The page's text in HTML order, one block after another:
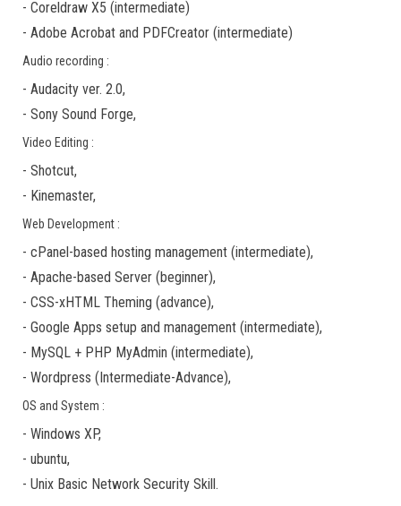
- Coreldraw X5 (intermediate)
- Adobe Acrobat and PDFCreator (intermediate)
Audio recording :
- Audacity ver. 2.0,
- Sony Sound Forge,
Video Editing :
- Shotcut,
- Kinemaster,
Web Development :
- cPanel-based hosting management (intermediate),
- Apache-based Server (beginner),
- CSS-xHTML Theming (advance),
- Google Apps setup and management (intermediate),
- MySQL + PHP MyAdmin (intermediate),
- Wordpress (Intermediate-Advance),
OS and System :
- Windows XP,
- ubuntu,
- Unix Basic Network Security Skill.